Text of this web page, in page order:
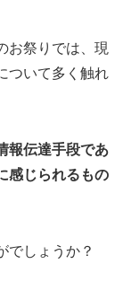
お祭りでは、現
ついて多く触れ
報伝達手段であ
感じられるもの
でしょうか？